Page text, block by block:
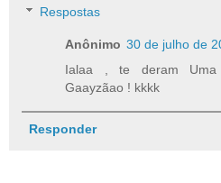
Respostas
Anônimo 30 de julho de
Ialaa , te deram Uma
Gaayzãao ! kkkk
Responder